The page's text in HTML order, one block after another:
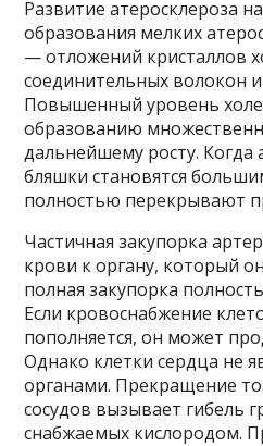
Развитие атеросклероза
образования мелких
— отложений кристаллов
соединительных волокон
Повышенный уровень
образованию
дальнейшему росту. Когда
бляшки становятся
полностью перекрывают
Частичная закупорка
крови к органу, который
полная закупорка
Если кровоснабжение
пополняется, он может
Однако клетки сердца не
органами. Прекращение
сосудов вызывает гибель
снабжаемых кислородом.